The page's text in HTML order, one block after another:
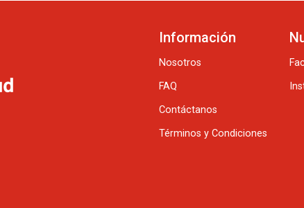
Información
Nosotros
FAQ
Contáctanos
Términos y Condiciones